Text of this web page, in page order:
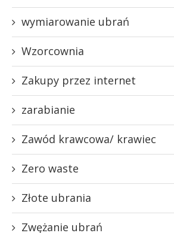
wymiarowanie ubrań
Wzorcownia
Zakupy przez internet
zarabianie
Zawód krawcowa/ krawiec
Zero waste
Złote ubrania
Zwężanie ubrań